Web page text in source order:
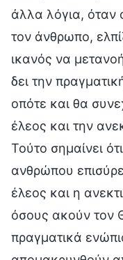
άλλα λόγια, όταν
τον άνθρωπο,
ικανός να
δει την
οπότε και θα
έλεος και την
Τούτο σημαίνει
ανθρώπου
έλεος και η
όσους ακούν τον
πραγματικά